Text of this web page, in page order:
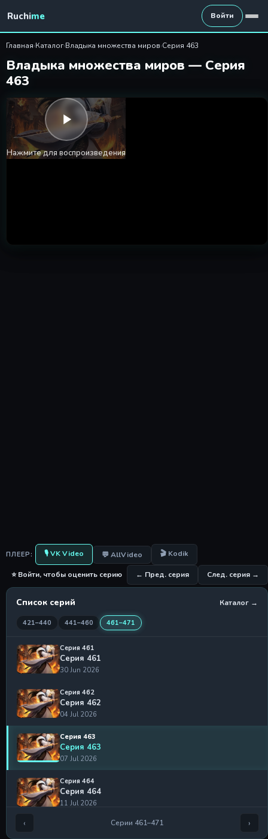
Владыка множества миров
Ruchime Войти
Главная›Каталог›Владыка множества миров›Серия 463
Владыка множества миров — Серия
463
Нажмите для воспроизведения
ПЛЕЕР: 🎙 VK Video 💬 AllVideo 🎬 Kodik
⭐ Войти, чтобы оценить серию ← Пред. серия След. серия →
Список серий Каталог →
421–440 441–460 461–471
Серия 461
Серия 461
30 Jun 2026
Серия 462
Серия 462
04 Jul 2026
Серия 463
Серия 463
07 Jul 2026
Серия 464
Серия 464
11 Jul 2026
‹ Серии 461–471 ›